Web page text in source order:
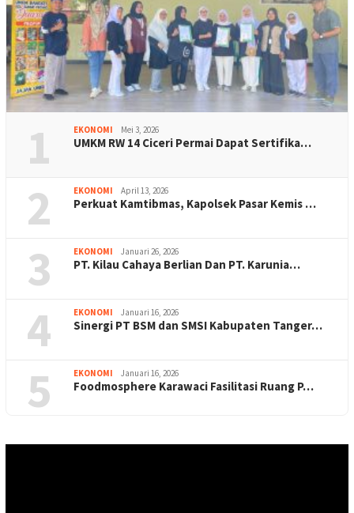
1 EKONOMI Mei 3, 2026
UMKM RW 14 Ciceri Permai Dapat Sertifika…
2 EKONOMI April 13, 2026
Perkuat Kamtibmas, Kapolsek Pasar Kemis …
3 EKONOMI Januari 26, 2026
PT. Kilau Cahaya Berlian Dan PT. Karunia…
4 EKONOMI Januari 16, 2026
Sinergi PT BSM dan SMSI Kabupaten Tanger…
5 EKONOMI Januari 16, 2026
Foodmosphere Karawaci Fasilitasi Ruang P…